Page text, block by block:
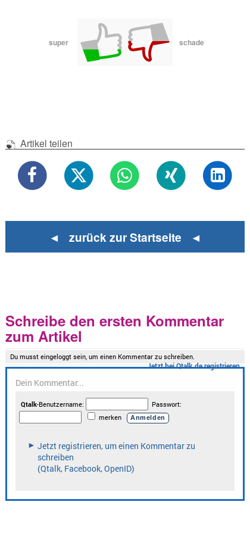
super schade
Artikel teilen
◄ zurück zur Startseite ◄
Schreibe den ersten Kommentar
zum Artikel